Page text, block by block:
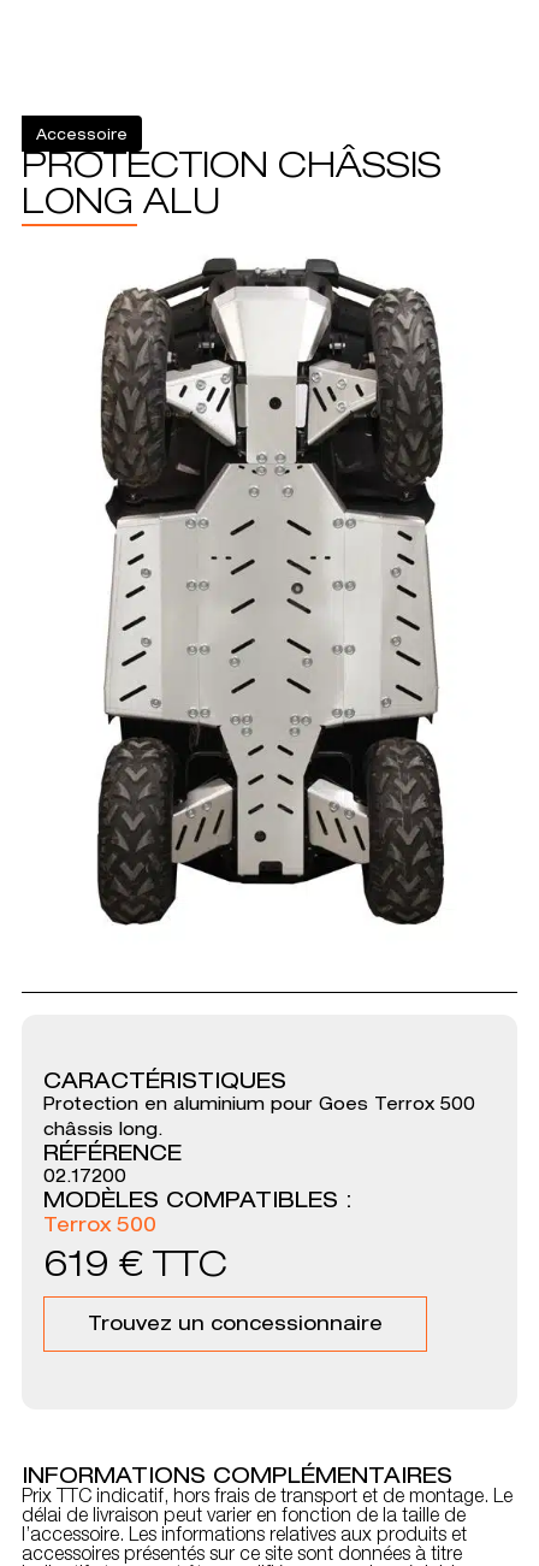
Accessoire
PROTECTION CHÂSSIS
LONG ALU
CARACTÉRISTIQUES
Protection en aluminium pour Goes Terrox 500
châssis long.
RÉFÉRENCE
02.17200
MODÈLES COMPATIBLES :
Terrox 500
619 € TTC
Trouvez un concessionnaire
INFORMATIONS COMPLÉMENTAIRES
Prix TTC indicatif, hors frais de transport et de montage. Le
délai de livraison peut varier en fonction de la taille de
l’accessoire. Les informations relatives aux produits et
accessoires présentés sur ce site sont données à titre